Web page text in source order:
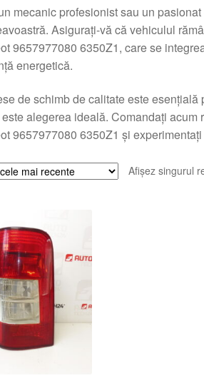
mecanic profesionist sau un
Asigurați-vă că vehiculul
9657977080 6350Z1, care se
energetică.
de schimb de calitate este
alegerea ideală. Comandați
9657977080 6350Z1 și
Afișez singurul